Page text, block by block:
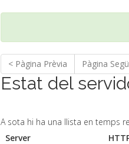
< Pàgina Prèvia Pàgina
Estat del
A sota hi ha una llista en temps
Server